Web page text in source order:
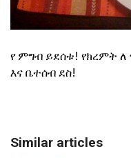
የ ምግብ ይደሰቱ! የክረምት
እና ቤተሰብ ደስ!
Similar articles